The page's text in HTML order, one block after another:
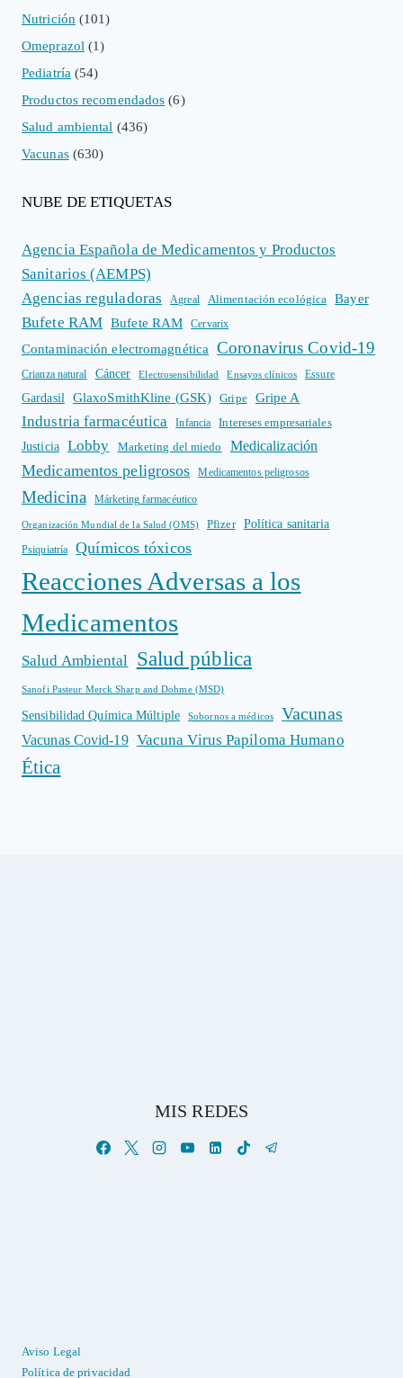
Nutrición (101)
Omeprazol (1)
Pediatría (54)
Productos recomendados (6)
Salud ambiental (436)
Vacunas(630)
NUBE DE ETIQUETAS
Agencia Española de Medicamentos y Productos
Sanitarios (AEMPS)
Agencias reguladoras
Agreal Alimentación ecológica Bayer
Bufete RAM Bufete RAM Cervarix
Contaminación electromagnética Coronavirus Covid-19
Crianza natural Cáncer Electrosensibilidad Ensayos clínicos Essure
Gardasil GlaxoSmithKline (GSK) Gripe Gripe A
Industria farmacéutica Infancia
Intereses empresariales
Justicia
Lobby Marketing del miedo Medicalización
Medicamentos peligrosos Medicamentos peligrosos
Medicina Márketing farmacéutico
Organización Mundial de la Salud (OMS) Pfizer Política sanitaria
Psiquiatría Químicos tóxicos
Reacciones Adversas a los
Medicamentos
Salud Ambiental Salud pública
Sanofi Pasteur Merck Sharp and Dohme (MSD)
Sensibilidad Química Múltiple Sobornos a médicos Vacunas
Vacunas Covid-19 Vacuna Virus Papiloma Humano
Ética
MIS REDES
Aviso Legal
Política de privacidad